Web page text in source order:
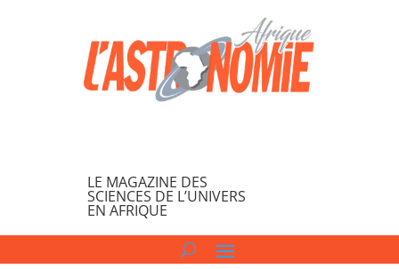
LE MAGAZINE DES
SCIENCES DE L’UNIVERS
EN AFRIQUE